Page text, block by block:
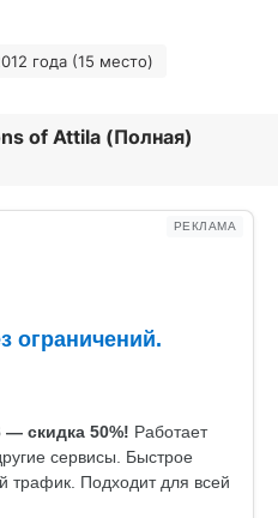
года (15 место)
of Attila (Полная)
РЕКЛАМА
ограничений.
— скидка 50%! Работает
сервисы. Быстрое
трафик. Подходит для всей